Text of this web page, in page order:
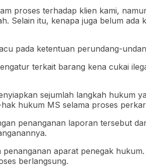
proses terhadap klien kami,
Selain itu, kenapa juga belum ada
pada ketentuan perundang-
terkait barang kena cukai
sejumlah langkah hukum
hukum MS selama proses
penanganan laporan tersebut
aparat penegak
berlangsung.